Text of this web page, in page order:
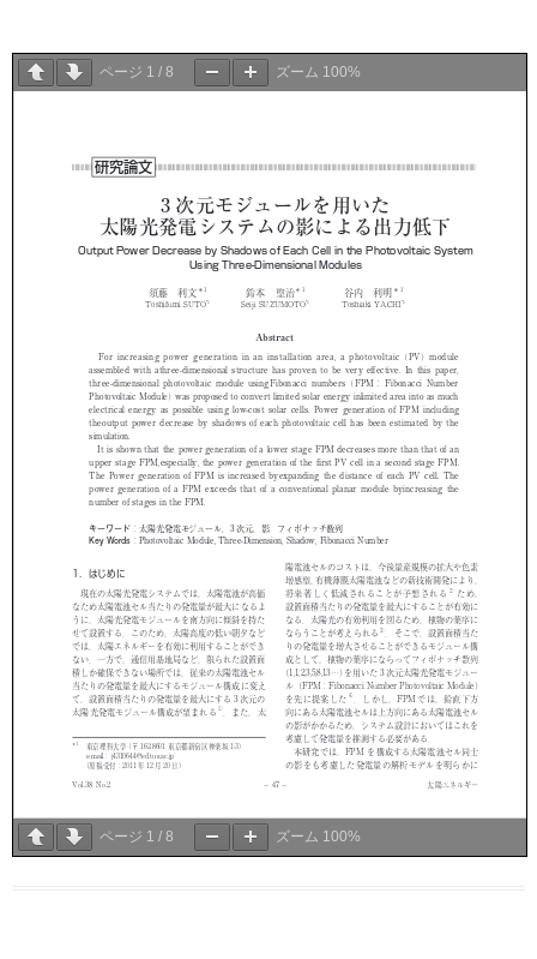
ページ 1 / 8 ズーム 100%
ページ 1 / 8 ズーム 100%